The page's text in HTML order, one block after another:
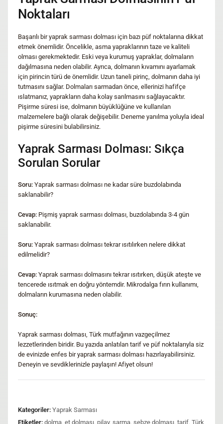
Noktaları
Başarılı bir yaprak sarması dolması için bazı püf noktalarına dikkat
etmek önemlidir. Öncelikle, asma yapraklarının taze ve kaliteli
olması gerekmektedir. Eski veya kurumuş yapraklar, dolmaların
dağılmasına neden olabilir. Ayrıca, dolmanın kıvamını ayarlamak
için pirincin türü de önemlidir. Uzun taneli pirinç, dolmanın daha iyi
tutmasını sağlar. Dolmaları sarmadan önce, ellerinizi hafifçe
ıslatmanız, yaprakların daha kolay sarılmasını sağlayacaktır.
Pişirme süresi ise, dolmanın büyüklüğüne ve kullanılan
malzemelere bağlı olarak değişebilir. Deneme yanılma yoluyla ideal
pişirme süresini bulabilirsiniz.
Yaprak Sarması Dolması: Sıkça
Sorulan Sorular
Soru: Yaprak sarması dolması ne kadar süre buzdolabında
saklanabilir?
Cevap: Pişmiş yaprak sarması dolması, buzdolabında 3-4 gün
saklanabilir.
Soru: Yaprak sarması dolması tekrar ısıtılırken nelere dikkat
edilmelidir?
Cevap: Yaprak sarması dolmasını tekrar ısıtırken, düşük ateşte ve
tencerede ısıtmak en doğru yöntemdir. Mikrodalga fırın kullanımı,
dolmaların kurumasına neden olabilir.
Sonuç:
Yaprak sarması dolması, Türk mutfağının vazgeçilmez
lezzetlerinden biridir. Bu yazıda anlatılan tarif ve püf noktalarıyla siz
de evinizde enfes bir yaprak sarması dolması hazırlayabilirsiniz.
Deneyin ve sevdiklerinizle paylaşın! Afiyet olsun!
Kategoriler: Yaprak Sarması
Etiketler: dolma et dolması pilav, sarma sebze dolması tarif Türk